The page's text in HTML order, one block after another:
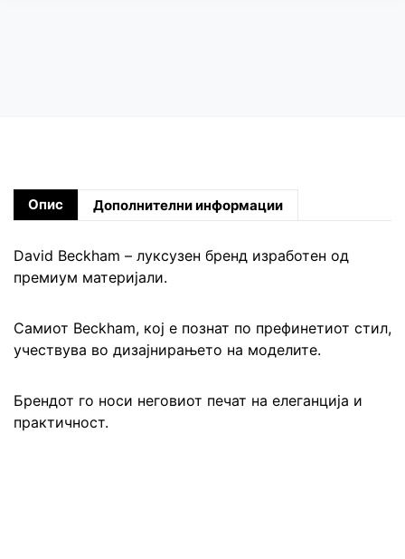
Опис Дополнителни информации
David Beckham – луксузен бренд изработен од
премиум материјали.
Самиот Beckham, кој е познат по префинетиот стил,
учествува во дизајнирањето на моделите.
Брендот го носи неговиот печат на елеганција и
практичност.